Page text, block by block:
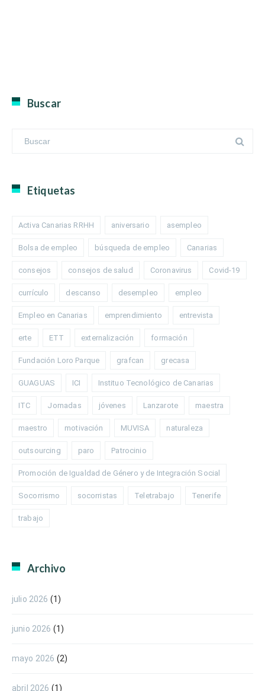
Buscar
Etiquetas
Activa Canarias RRHH aniversario asempleo
Bolsa de empleo búsqueda de empleo Canarias
consejos consejos de salud Coronavirus Covid-19
currículo descanso desempleo empleo
Empleo en Canarias emprendimiento entrevista
erte ETT externalización formación
Fundación Loro Parque grafcan grecasa
GUAGUAS ICI Instituo Tecnológico de Canarias
ITC Jornadas jóvenes Lanzarote maestra
maestro motivación MUVISA naturaleza
outsourcing paro Patrocinio
Promoción de Igualdad de Género y de Integración Social
Socorrismo socorristas Teletrabajo Tenerife
trabajo
Archivo
julio 2026 (1)
junio 2026 (1)
mayo 2026 (2)
abril 2026 (1)